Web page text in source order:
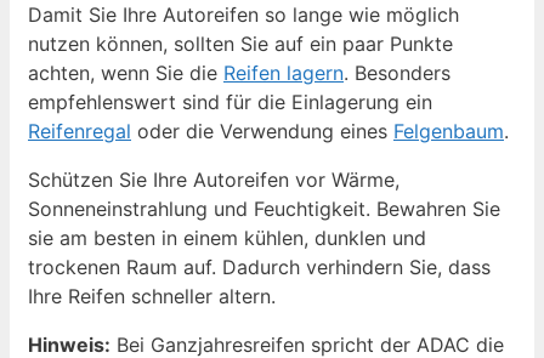
Damit Sie Ihre Autoreifen so lange wie möglich
nutzen können, sollten Sie auf ein paar Punkte
achten, wenn Sie die Reifen lagern. Besonders
empfehlenswert sind für die Einlagerung ein
Reifenregal oder die Verwendung eines Felgenbaum.
Schützen Sie Ihre Autoreifen vor Wärme,
Sonneneinstrahlung und Feuchtigkeit. Bewahren Sie
sie am besten in einem kühlen, dunklen und
trockenen Raum auf. Dadurch verhindern Sie, dass
Ihre Reifen schneller altern.
Hinweis: Bei Ganzjahresreifen spricht der ADAC die